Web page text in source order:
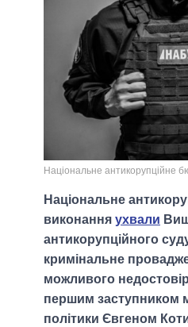
Національне антикорупційне
Національне
виконання ухвали
антикорупційного
кримінальне
можливого
першим заступником
політики Євгеном